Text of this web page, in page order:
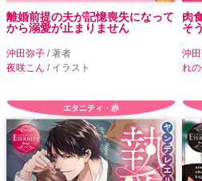
離婚前提の夫が記憶喪失になって
から溺愛が止まりません
沖田弥子 / 著者
夜咲こん / イラスト
肉
そ
沖
れ
エタニティ・赤